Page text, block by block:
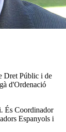
Dret Públic i de
d'Ordenació
És Coordinador
Espanyols i